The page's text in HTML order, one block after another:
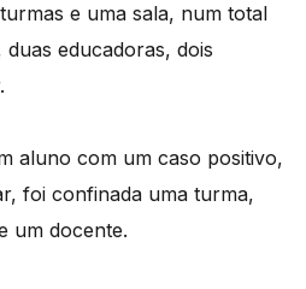
e uma sala, num total
educadoras, dois
aluno com um caso positivo,
foi confinada uma turma,
um docente.